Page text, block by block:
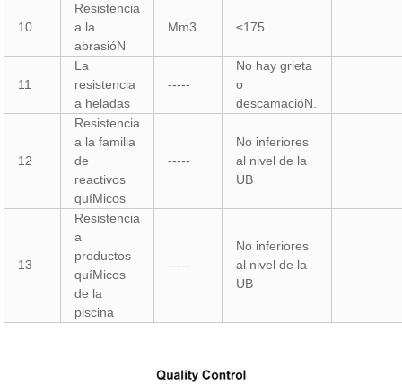
10
Resistencia
a la
abrasióN
Mm3 ≤175
11
La
resistencia
a heladas
-----
No hay grieta
o
descamacióN.
12
Resistencia
a la familia
de
reactivos
quíMicos
-----
No inferiores
al nivel de la
UB
13
Resistencia
a
productos
quíMicos
de la
piscina
-----
No inferiores
al nivel de la
UB